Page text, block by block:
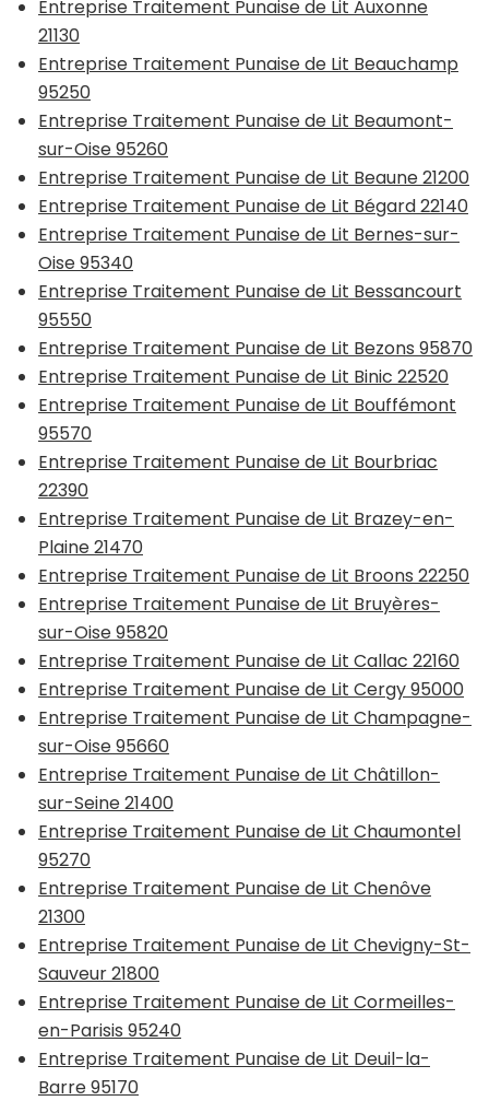
Entreprise Traitement Punaise de Lit Auxonne
21130
Entreprise Traitement Punaise de Lit Beauchamp
95250
Entreprise Traitement Punaise de Lit Beaumont-
sur-Oise 95260
Entreprise Traitement Punaise de Lit Beaune 21200
Entreprise Traitement Punaise de Lit Bégard 22140
Entreprise Traitement Punaise de Lit Bernes-sur-
Oise 95340
Entreprise Traitement Punaise de Lit Bessancourt
95550
Entreprise Traitement Punaise de Lit Bezons 95870
Entreprise Traitement Punaise de Lit Binic 22520
Entreprise Traitement Punaise de Lit Bouffémont
95570
Entreprise Traitement Punaise de Lit Bourbriac
22390
Entreprise Traitement Punaise de Lit Brazey-en-
Plaine 21470
Entreprise Traitement Punaise de Lit Broons 22250
Entreprise Traitement Punaise de Lit Bruyères-
sur-Oise 95820
Entreprise Traitement Punaise de Lit Callac 22160
Entreprise Traitement Punaise de Lit Cergy 95000
Entreprise Traitement Punaise de Lit Champagne-
sur-Oise 95660
Entreprise Traitement Punaise de Lit Châtillon-
sur-Seine 21400
Entreprise Traitement Punaise de Lit Chaumontel
95270
Entreprise Traitement Punaise de Lit Chenôve
21300
Entreprise Traitement Punaise de Lit Chevigny-St-
Sauveur 21800
Entreprise Traitement Punaise de Lit Cormeilles-
en-Parisis 95240
Entreprise Traitement Punaise de Lit Deuil-la-
Barre 95170